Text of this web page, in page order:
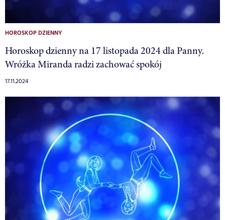
HOROSKOP DZIENNY
Horoskop dzienny na 17 listopada 2024 dla Panny.
Wróżka Miranda radzi zachować spokój
17.11.2024